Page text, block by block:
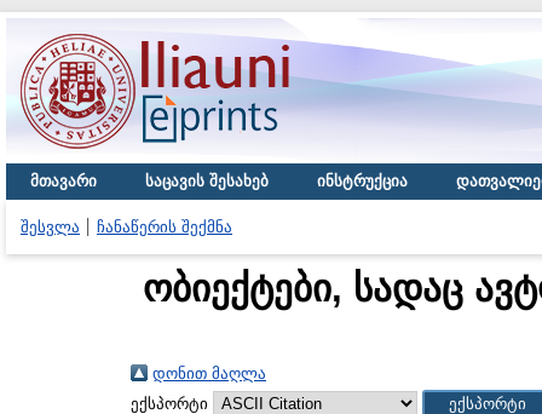
მთავარი საცავის შესახებ ინსტრუქცია
შესვლა ჩანაწერის შექმნა
ობიექტები, სადაც
დონით მაღლა
ექსპორტი